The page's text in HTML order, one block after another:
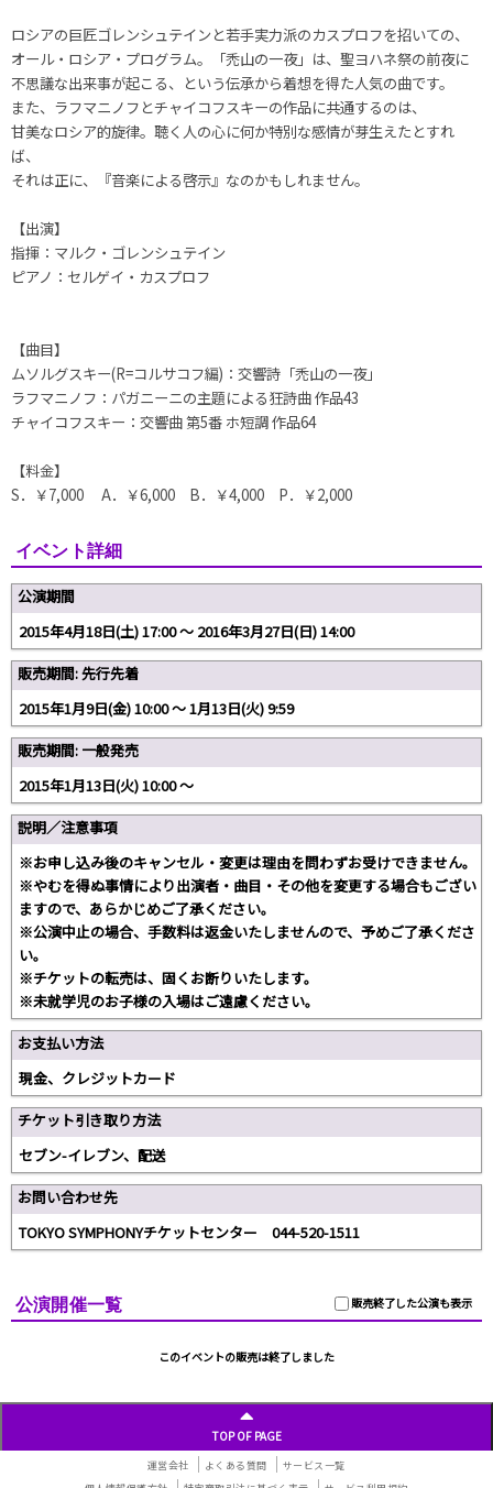
ロシアの巨匠ゴレンシュテインと若手実力派のカスプロフを招いての、
オール・ロシア・プログラム。「禿山の一夜」は、聖ヨハネ祭の前夜に
不思議な出来事が起こる、という伝承から着想を得た人気の曲です。
また、ラフマニノフとチャイコフスキーの作品に共通するのは、
甘美なロシア的旋律。聴く人の心に何か特別な感情が芽生えたとすれ
ば、
それは正に、『音楽による啓示』なのかもしれません。
【出演】
指揮：マルク・ゴレンシュテイン
ピアノ：セルゲイ・カスプロフ
【曲目】
ムソルグスキー(R=コルサコフ編)：交響詩「禿山の一夜」
ラフマニノフ：パガニーニの主題による狂詩曲 作品43
チャイコフスキー：交響曲 第5番 ホ短調 作品64
【料金】
S．￥7,000 A．￥6,000 B．￥4,000 P．￥2,000
イベント詳細
公演期間
2015年4月18日(土) 17:00 〜 2016年3月27日(日) 14:00
販売期間: 先行先着
2015年1月9日(金) 10:00 〜 1月13日(火) 9:59
販売期間: 一般発売
2015年1月13日(火) 10:00 〜
説明／注意事項
※お申し込み後のキャンセル・変更は理由を問わずお受けできません。
※やむを得ぬ事情により出演者・曲目・その他を変更する場合もござい
ますので、あらかじめご了承ください。
※公演中止の場合、手数料は返金いたしませんので、予めご了承くださ
い。
※チケットの転売は、固くお断りいたします。
※未就学児のお子様の入場はご遠慮ください。
お支払い方法
現金、クレジットカード
チケット引き取り方法
セブン-イレブン、配送
お問い合わせ先
TOKYO SYMPHONYチケットセンター 044-520-1511
販売終了した公演も表示
公演開催一覧
このイベントの販売は終了しました
TOP OF PAGE
運営会社 よくある質問
サービス一覧